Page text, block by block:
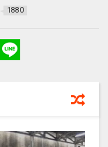
1880